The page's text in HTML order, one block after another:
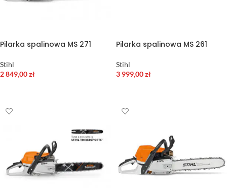
Pilarka spalinowa MS 271
Stihl
2 849,00zł
Pilarka spalinowa MS 261
Stihl
3 999,00zł